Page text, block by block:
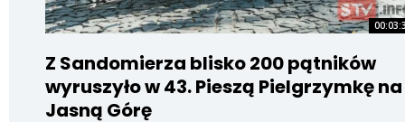
Z Sandomierza blisko 200 pątników
wyruszyło w 43. Pieszą Pielgrzymkę na
Jasną Górę